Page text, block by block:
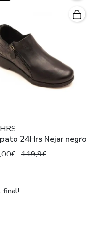
24Hrs Nejar negro
119,9€
final!